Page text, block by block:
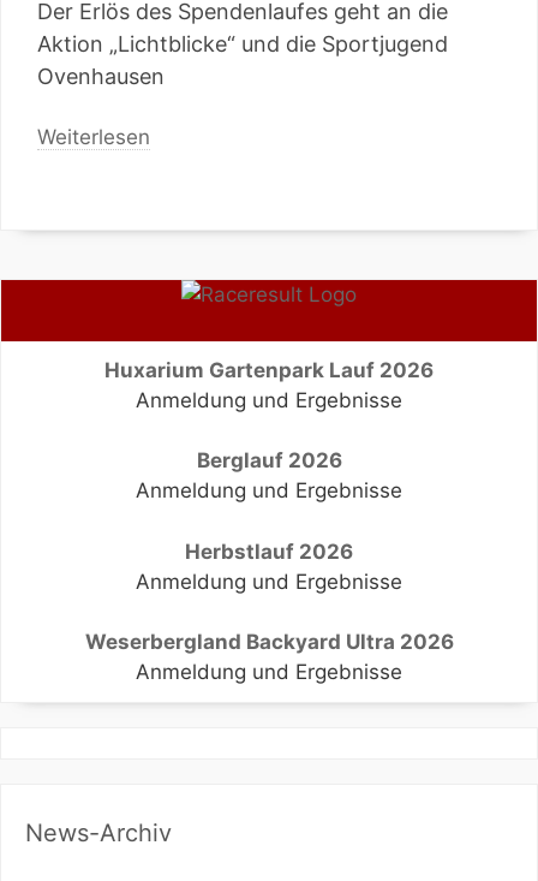
Der Erlös des Spendenlaufes geht an die
Aktion „Lichtblicke“ und die Sportjugend
Ovenhausen
Weiterlesen
Huxarium Gartenpark Lauf 2026
Anmeldung und Ergebnisse
Berglauf 2026
Anmeldung und Ergebnisse
Herbstlauf 2026
Anmeldung und Ergebnisse
Weserbergland Backyard Ultra 2026
Anmeldung und Ergebnisse
News-Archiv